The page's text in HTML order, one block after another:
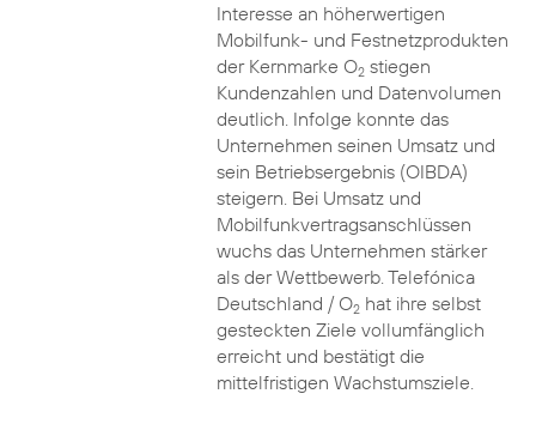
Interesse an höherwertigen
Mobilfunk- und Festnetzprodukten
der Kernmarke O2stiegen
Kundenzahlen und Datenvolumen
deutlich. Infolge konnte das
Unternehmen seinen Umsatz und
sein Betriebsergebnis (OIBDA)
steigern. Bei Umsatz und
Mobilfunkvertragsanschlüssen
wuchs das Unternehmen stärker
als der Wettbewerb. Telefónica
Deutschland / O2hat ihre selbst
gesteckten Ziele vollumfänglich
erreicht und bestätigt die
mittelfristigen Wachstumsziele.